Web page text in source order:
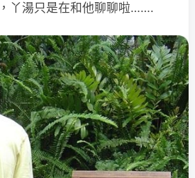
丫湯只是在和他聊聊啦…….